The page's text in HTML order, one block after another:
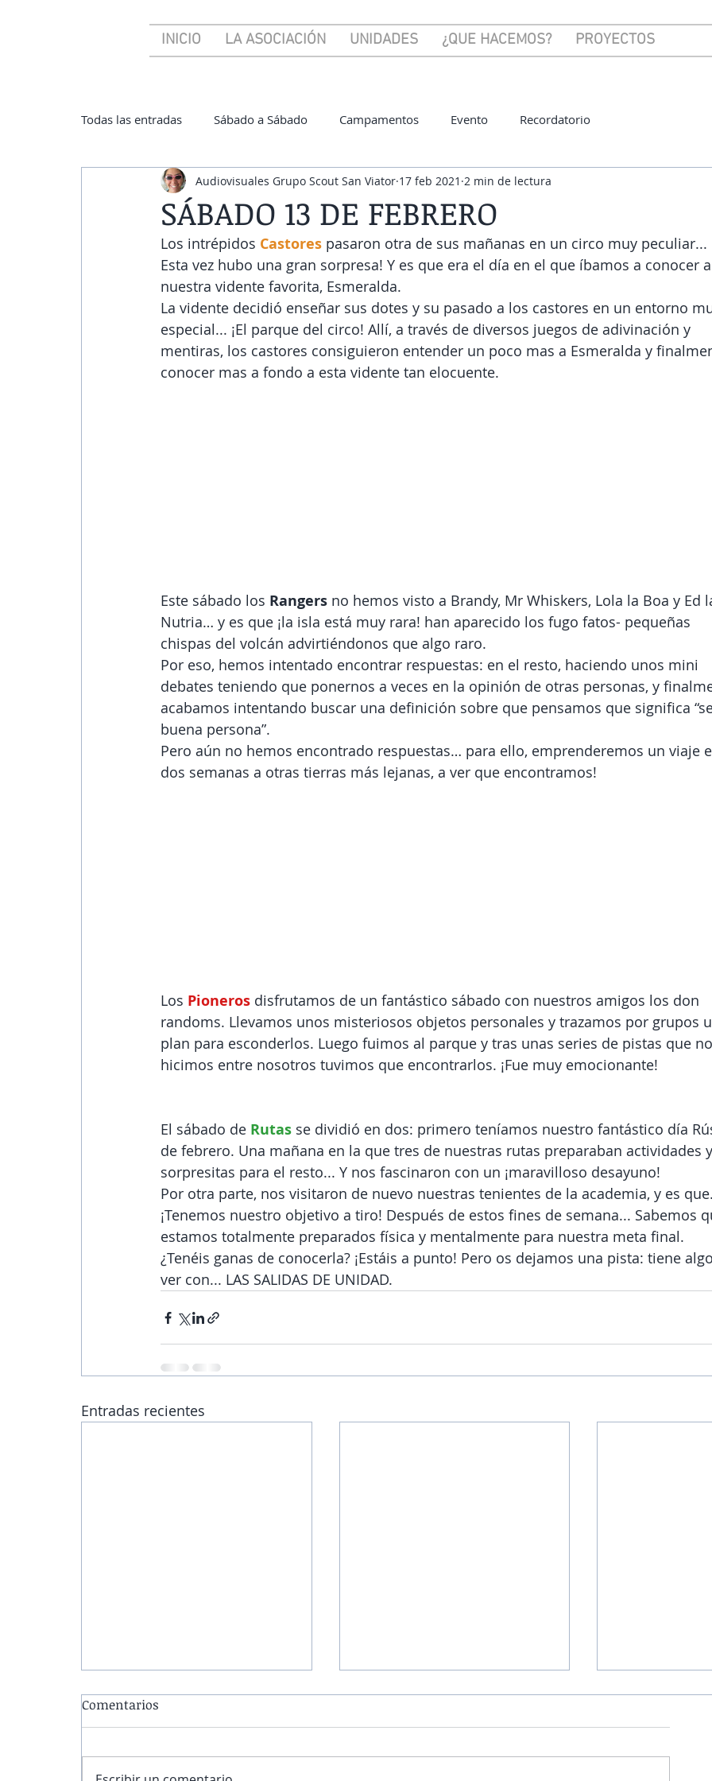
INICIO LA ASOCIACIÓN UNIDADES ¿QUE HACEMOS? PROYECTOS
Todas las entradas Sábado a Sábado Campamentos Evento Recordatorio
SÁBADO 13 DE FEBRERO
Audiovisuales Grupo Scout San Viator 17 feb 2021 2 min de lectura
Los intrépidos Castores pasaron otra de sus mañanas en un circo muy peculiar...
Esta vez hubo una gran sorpresa! Y es que era el día en el que íbamos a conocer a
nuestra vidente favorita, Esmeralda.
La vidente decidió enseñar sus dotes y su pasado a los castores en un entorno
especial... ¡El parque del circo! Allí, a través de diversos juegos de adivinación y
mentiras, los castores consiguieron entender un poco mas a Esmeralda y
conocer mas a fondo a esta vidente tan elocuente.
Este sábado los Rangers no hemos visto a Brandy, Mr Whiskers, Lola la Boa y Ed
Nutria… y es que ¡la isla está muy rara! han aparecido los fugo fatos- pequeñas
chispas del volcán advirtiéndonos que algo raro.
Por eso, hemos intentado encontrar respuestas: en el resto, haciendo unos mini
debates teniendo que ponernos a veces en la opinión de otras personas, y
acabamos intentando buscar una definición sobre que pensamos que significa
buena persona”.
Pero aún no hemos encontrado respuestas… para ello, emprenderemos un viaje
dos semanas a otras tierras más lejanas, a ver que encontramos!
Los Pioneros disfrutamos de un fantástico sábado con nuestros amigos los don
randoms. Llevamos unos misteriosos objetos personales y trazamos por grupos
plan para esconderlos. Luego fuimos al parque y tras unas series de pistas que
hicimos entre nosotros tuvimos que encontrarlos. ¡Fue muy emocionante!
El sábado de Rutas se dividió en dos: primero teníamos nuestro fantástico día
de febrero. Una mañana en la que tres de nuestras rutas preparaban actividades y
sorpresitas para el resto... Y nos fascinaron con un ¡maravilloso desayuno!
Por otra parte, nos visitaron de nuevo nuestras tenientes de la academia, y es
¡Tenemos nuestro objetivo a tiro! Después de estos fines de semana... Sabemos
estamos totalmente preparados física y mentalmente para nuestra meta final.
¿Tenéis ganas de conocerla? ¡Estáis a punto! Pero os dejamos una pista: tiene
ver con... LAS SALIDAS DE UNIDAD.
Entradas recientes
Comentarios